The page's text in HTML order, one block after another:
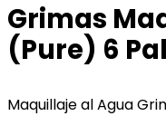
Grimas
(Pure) 6
Maquillaje al Agua